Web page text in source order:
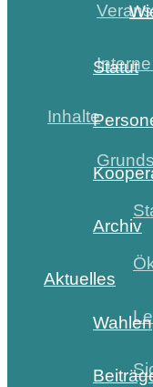
Inhalte
Statut
Archiv
Aktuelles
Wahlen